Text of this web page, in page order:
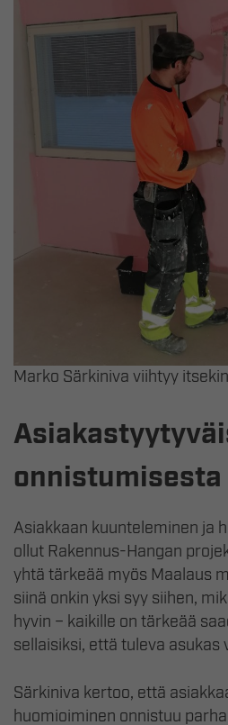
Marko Särkiniva viihtyy
onnistumisesta
Asiakkaan kuunteleminen ja
ollut Rakennus-Hangan
yhtä tärkeää myös Maalaus
siinä onkin yksi syy siihen,
hyvin – kaikille on tärkeää
sellaisiksi, että tuleva asukas
Särkiniva kertoo, että
huomioiminen onnistuu